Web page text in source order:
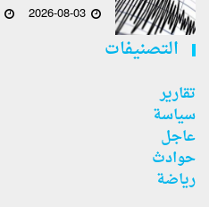
2026-08-03
التصنيفات
تقارير
سياسة
عاجل
حوادث
رياضة